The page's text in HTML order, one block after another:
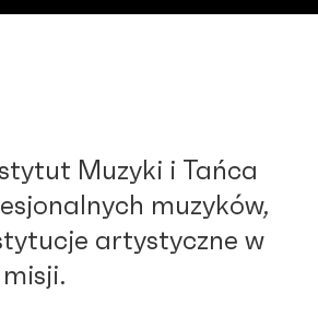
Muzyki i Tańca
muzyków,
artystyczne w